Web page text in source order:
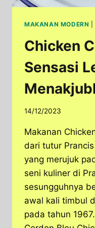
MAKANAN MODERN |
Chicken
Sensasi
14/12/2023
Makanan
dari tutur
yang merujuk
seni kuliner di
sesungguhnya
awal kali timbul
pada tahun